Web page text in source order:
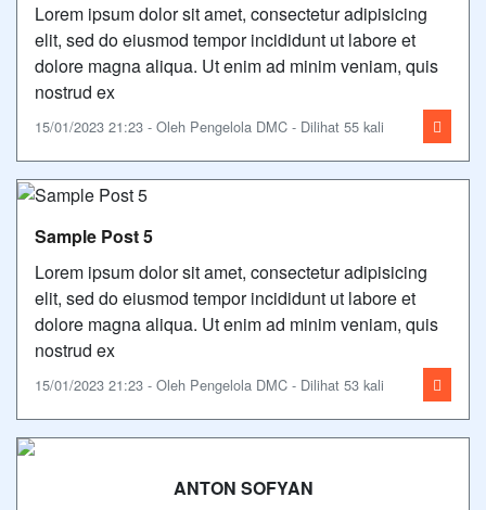
Lorem ipsum dolor sit amet, consectetur adipisicing
elit, sed do eiusmod tempor incididunt ut labore et
dolore magna aliqua. Ut enim ad minim veniam, quis
nostrud ex
15/01/2023 21:23 - Oleh Pengelola DMC - Dilihat 55 kali
Sample Post 5
Lorem ipsum dolor sit amet, consectetur adipisicing
elit, sed do eiusmod tempor incididunt ut labore et
dolore magna aliqua. Ut enim ad minim veniam, quis
nostrud ex
15/01/2023 21:23 - Oleh Pengelola DMC - Dilihat 53 kali
ANTON SOFYAN